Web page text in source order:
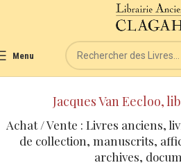
Menu
Jacques Van Eecloo,
Achat / Vente : Livres anciens,
de collection, manuscrits,
archives,